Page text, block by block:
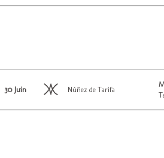
30 Juin Núñez de Tarifa